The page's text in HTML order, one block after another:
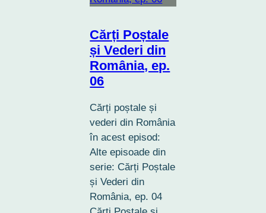
Cărți Poștale
și Vederi din
România, ep.
06
Cărți poștale și
vederi din România
în acest episod:
Alte episoade din
serie: Cărți Poștale
și Vederi din
România, ep. 04